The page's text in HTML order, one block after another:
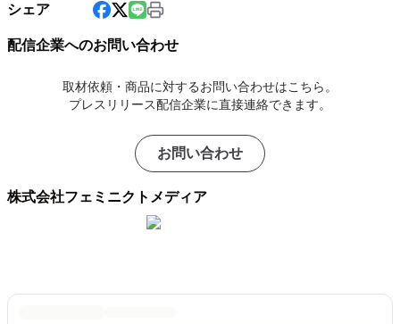
シェア
配信企業へのお問い合わせ
取材依頼・商品に対するお問い合わせはこちら。
プレスリリース配信企業に直接連絡できます。
お問い合わせ
株式会社フェミニクトメディア